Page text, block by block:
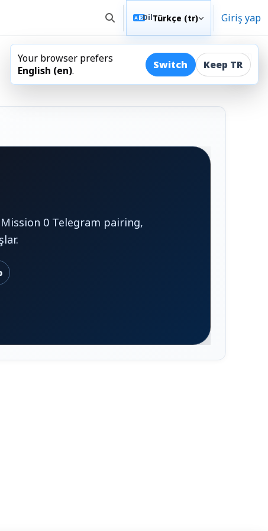
Arama girişini değiştir
Dil Türkçe ‎(tr)‎ Giriş yap
Blok
0 Telegram pairing,
Your browser prefers
English ‎(en)‎. Switch Keep TR